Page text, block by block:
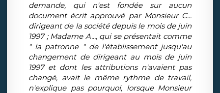
demande, qui n'est fondée sur aucun
document écrit approuvé par Monsieur C...
dirigeant de la société depuis le mois de juin
1997 ; Madame A..., qui se présentait comme
" la patronne " de l'établissement jusqu'au
changement de dirigeant au mois de juin
1997 et dont les attributions n'avaient pas
changé, avait le même rythme de travail,
n'explique pas pourquoi, lorsque Monsieur